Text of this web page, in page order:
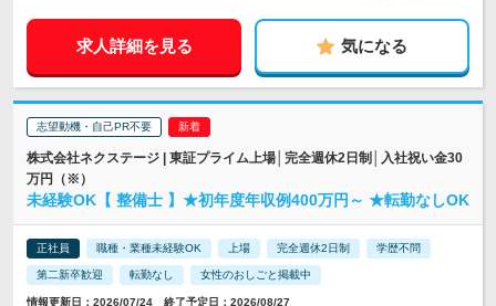
求人詳細を見る 気になる
志望動機・自己PR不要
株式会社ネクステージ | 東証プライム上場│完全週休2日制│入社祝い金30
万円（※）
未経験OK【 整備士 】★初年度年収例400万円～ ★転勤なしOK
正社員 職種・業種未経験OK 上場 完全週休2日制 学歴不問
第二新卒歓迎 転勤なし 女性のおしごと掲載中
情報更新日：2026/07/24 終了予定日：2026/08/27